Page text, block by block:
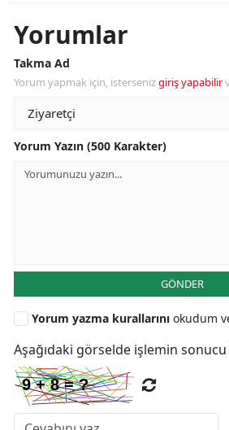
Yorumlar
Takma Ad
Yorum yapmak için, istersenizgiriş yapabilir
Yorum Yazın (500 Karakter)
GÖNDER
Yorum yazma kurallarını okudum
Aşağıdaki görselde işlemin sonucu